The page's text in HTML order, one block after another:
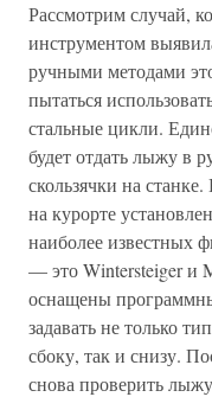
Рассмотрим случай,
инструментом
ручными методами
пытаться
стальные цикли.
будет отдать лыжу в
скользячки на
на курорте
наиболее известных
— это Wintersteiger и
оснащены
задавать не только
сбоку, так и снизу.
снова проверить